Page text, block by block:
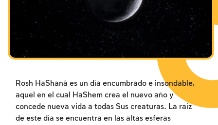
Los ayunos por la destrucción del Templo
Janucá
Purim
Rosh HaShaná es un día encumbrado e insondable,
aquel en el cual HaShem crea el nuevo año y
concede nueva vida a todas Sus creaturas. La raíz
de este día se encuentra en las altas esferas